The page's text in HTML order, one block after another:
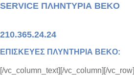
SERVICE ΠΛΗΝΤΥΡΙΑ BEKO
210.365.24.24
ΕΠΙΣΚΕΥΕΣ ΠΛΥΝΤΗΡΙΑ BEKO:
[/vc_column_text][/vc_column][/vc_row]